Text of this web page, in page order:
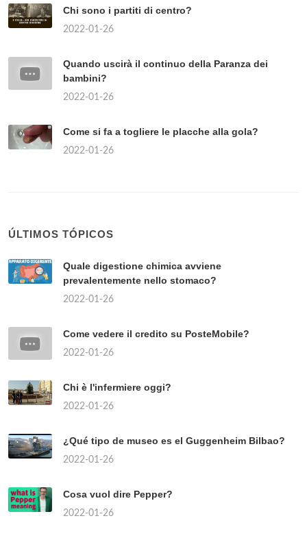
Chi sono i partiti di centro?
2022-01-26
Quando uscirà il continuo della Paranza dei
bambini?
2022-01-26
Come si fa a togliere le placche alla gola?
2022-01-26
ÚLTIMOS TÓPICOS
Quale digestione chimica avviene
prevalentemente nello stomaco?
2022-01-26
Come vedere il credito su PosteMobile?
2022-01-26
Chi è l'infermiere oggi?
2022-01-26
¿Qué tipo de museo es el Guggenheim Bilbao?
2022-01-26
Cosa vuol dire Pepper?
2022-01-26